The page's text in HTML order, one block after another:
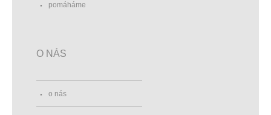
pomáháme
O NÁS
o nás